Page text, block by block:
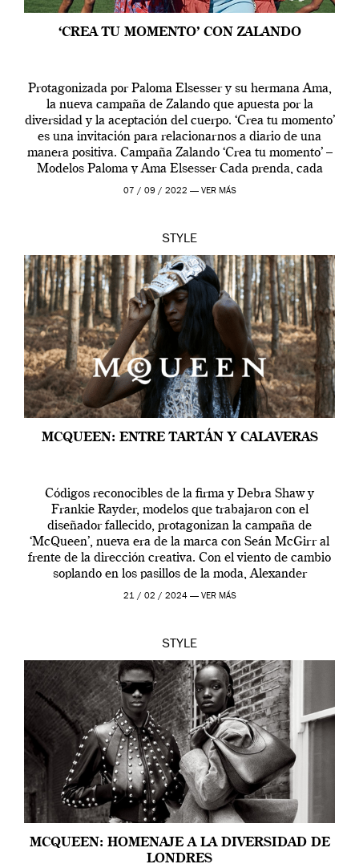
‘CREA TU MOMENTO’ CON ZALANDO
Protagonizada por Paloma Elsesser y su hermana Ama,
la nueva campaña de Zalando que apuesta por la
diversidad y la aceptación del cuerpo. ‘Crea tu momento’
es una invitación para relacionarnos a diario de una
manera positiva. Campaña Zalando ‘Crea tu momento’ –
Modelos Paloma y Ama Elsesser Cada prenda, cada
outfit, cada momento, caracteriza […]
07 / 09 / 2022 — VER MÁS
STYLE
MCQUEEN: ENTRE TARTÁN Y CALAVERAS
Códigos reconocibles de la firma y Debra Shaw y
Frankie Rayder, modelos que trabajaron con el
diseñador fallecido, protagonizan la campaña de
‘McQueen’, nueva era de la marca con Seán McGirr al
frente de la dirección creativa. Con el viento de cambio
soplando en los pasillos de la moda, Alexander
McQueen se prepara para una […]
21 / 02 / 2024 — VER MÁS
STYLE
MCQUEEN: HOMENAJE A LA DIVERSIDAD DE
LONDRES